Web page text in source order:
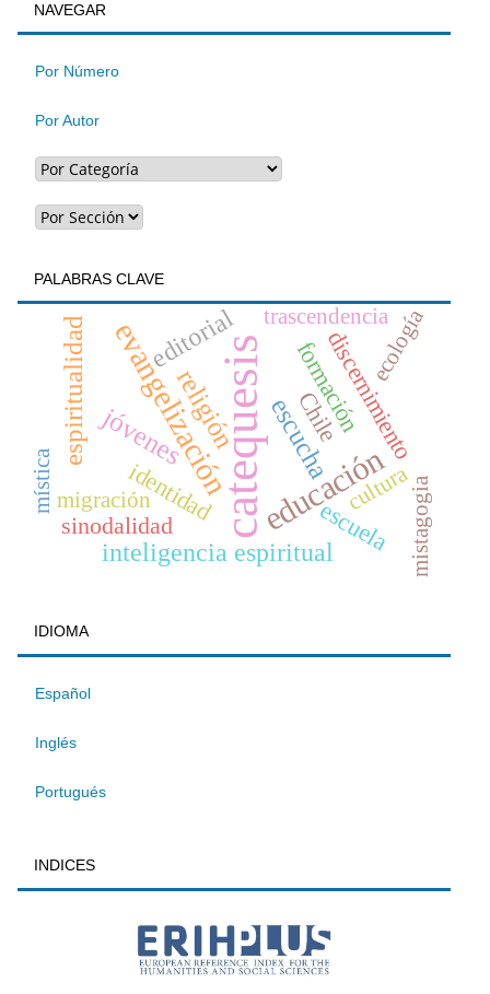
un
artículo
BUSQUEDA
NAVEGAR
Por Número
Por Autor
PALABRAS CLAVE
catequesiseducación
evangelización escucha
jóvenes
espiritualidad religión
inteligencia espiritual
editorial
Chile
formación
discernimiento
escuela
identidad
sinodalidad
trascendencia
migración cultura
mística
ecología
mistagogia
IDIOMA
Español
Inglés
Portugués
INDICES